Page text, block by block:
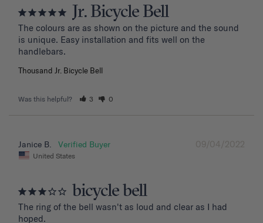
Jr. Bicycle Bell
The colours are as shown on the picture and the sound
is unique. Easy installation and fits well on the
handlebars.
Thousand Jr. Bicycle Bell
Was this helpful? 3 0
09/04/2022
Janice B.
United States
bicycle bell
The ring of the bell wasn't as loud and clear as I had
hoped.